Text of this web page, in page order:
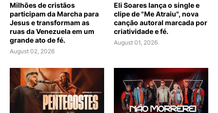
Milhões de cristãos
participam da Marcha para
Jesus e transformam as
ruas da Venezuela em um
grande ato de fé.
August 02, 2026
Eli Soares lança o single e
clipe de "Me Atraiu", nova
canção autoral marcada por
criatividade e fé.
August 01, 2026